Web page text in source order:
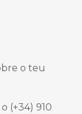
o teu
(+34) 910